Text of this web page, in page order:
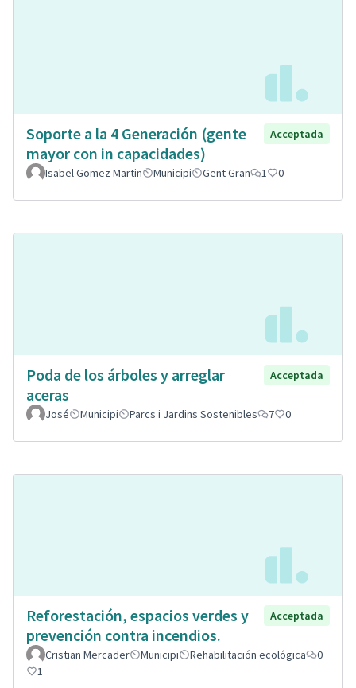
Soporte a la 4 Generación (gente
mayor con in capacidades)
Acceptada
Isabel Gomez Martin Municipi Gent Gran 1 0
Poda de los árboles y arreglar
aceras
Acceptada
José Municipi Parcs i Jardins Sostenibles 7 0
Reforestación, espacios verdes y
prevención contra incendios.
Acceptada
Cristian Mercader Municipi Rehabilitación ecológica
0
1